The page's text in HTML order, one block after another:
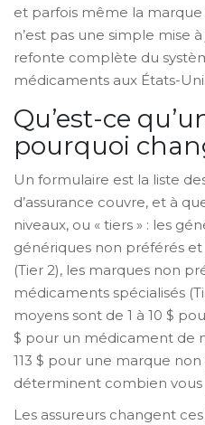
et parfois même la
n’est pas une simple mise
refonte complète du
médicaments aux États-
Qu’est-ce
pourquoi
Un formulaire est la liste
d’assurance couvre, et à
niveaux, ou « tiers » : les
génériques non préférés
(Tier 2), les marques non
médicaments spécialisés
moyens sont de 1 à 10 $
$ pour un médicament de
113 $ pour une marque
déterminent combien vous
Les assureurs changent